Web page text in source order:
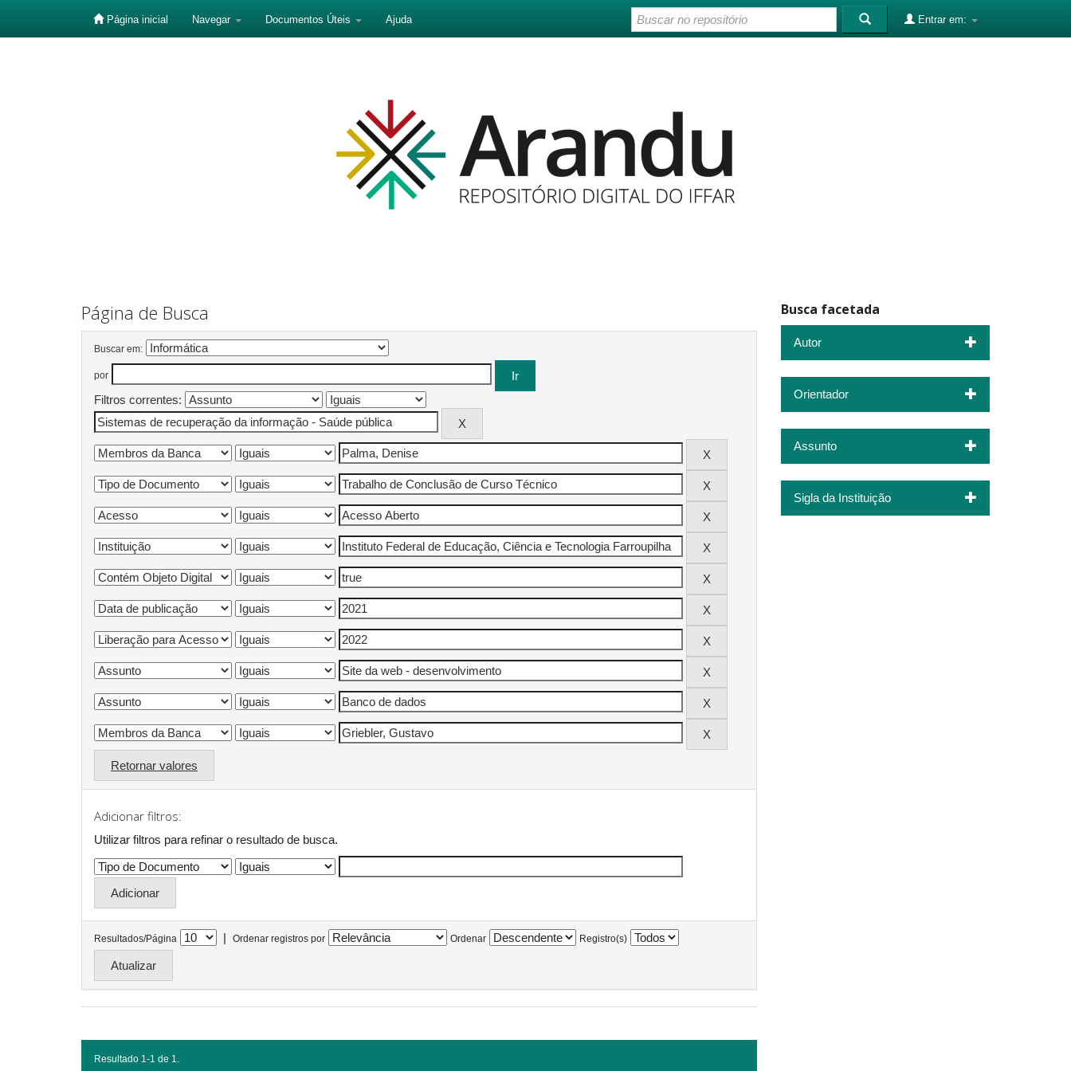
Página inicial Navegar Documentos Úteis Ajuda Entrar em:
Página de Busca
Buscar em:
por
Filtros correntes:
Retornar valores
Adicionar filtros:
Utilizar filtros para refinar o resultado de busca.
Resultados/Página | Ordenar registros por Ordenar Registro(s)
Resultado 1-1 de 1.
Busca facetada
Autor
Orientador
Assunto
Sigla da Instituição